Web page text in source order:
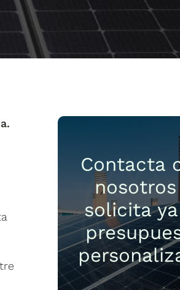
Contacta
solicita